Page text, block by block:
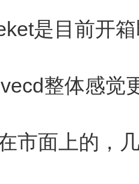
是目前开
整体感觉
市面上的，